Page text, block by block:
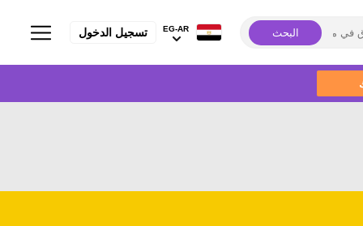
البحث EG-AR تسجيل الدخول